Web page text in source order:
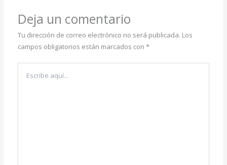
Deja un comentario
Tu dirección de correo electrónico no será publicada. Los
campos obligatorios están marcados con *
aquí...